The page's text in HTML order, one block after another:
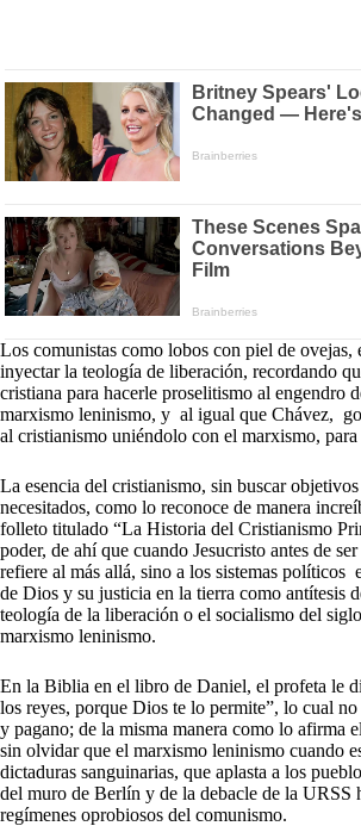
Los comunistas como lobos con piel de ovejas,
inyectar la teología de liberación, recordando
cristiana para hacerle proselitismo al
marxismo leninismo, y al igual que Chávez,
al cristianismo uniéndolo con el marxismo,
La esencia del cristianismo, sin buscar
necesitados, como lo reconoce de manera
folleto titulado “La Historia del Cristianismo
poder, de ahí que cuando Jesucristo antes de
refiere al más allá, sino a los sistemas
de Dios y su justicia en la tierra como antítesis
teología de la liberación o el socialismo del
marxismo leninismo.
En la Biblia en el libro de Daniel, el profeta le
los reyes, porque Dios te lo permite”, lo cual
y pagano; de la misma manera como lo afirma
sin olvidar que el marxismo leninismo cuando
dictaduras sanguinarias, que aplasta a los
del muro de Berlín y de la debacle de la URSS
regímenes oprobiosos del comunismo.